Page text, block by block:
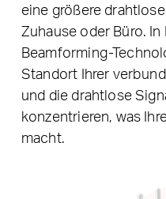
eine größere
Zuhause oder Büro.
Beamforming-
Standort Ihrer
und die drahtlose
konzentrieren, was
macht.